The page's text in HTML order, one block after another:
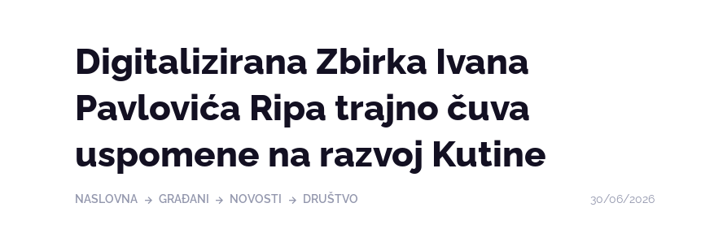
Digitalizirana Zbirka Ivana
Pavlovića Ripa trajno čuva
uspomene na razvoj Kutine
NASLOVNA GRAĐANI NOVOSTI DRUŠTVO 30/06/2026